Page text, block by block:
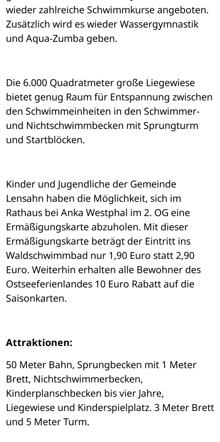
wieder zahlreiche Schwimmkurse angeboten.
Zusätzlich wird es wieder Wassergymnastik
und Aqua-Zumba geben.
Die 6.000 Quadratmeter große Liegewiese
bietet genug Raum für Entspannung zwischen
den Schwimmeinheiten in den Schwimmer-
und Nichtschwimmbecken mit Sprungturm
und Startblöcken.
Kinder und Jugendliche der Gemeinde
Lensahn haben die Möglichkeit, sich im
Rathaus bei Anka Westphal im 2. OG eine
Ermäßigungskarte abzuholen. Mit dieser
Ermäßigungskarte beträgt der Eintritt ins
Waldschwimmbad nur 1,90 Euro statt 2,90
Euro. Weiterhin erhalten alle Bewohner des
Ostseeferienlandes 10 Euro Rabatt auf die
Saisonkarten.
Attraktionen:
50 Meter Bahn, Sprungbecken mit 1 Meter
Brett, Nichtschwimmerbecken,
Kinderplanschbecken bis vier Jahre,
Liegewiese und Kinderspielplatz. 3 Meter Brett
und 5 Meter Turm.